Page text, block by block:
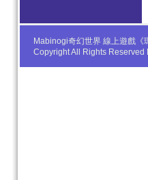
Mabinogi奇幻世界 線上遊戲
Copyright All Rights